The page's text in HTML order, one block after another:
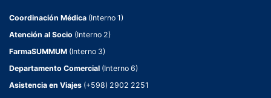
Coordinación Médica (Interno 1)
Atención al Socio (Interno 2)
FarmaSUMMUM (Interno 3)
Departamento Comercial (Interno 6)
Asistencia en Viajes (+598) 2902 2251